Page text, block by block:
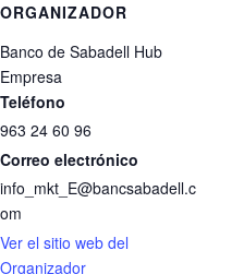
ORGANIZADOR
Banco de Sabadell Hub
Empresa
Teléfono
963 24 60 96
Correo electrónico
info_mkt_E@bancsabadell.c
om
Ver el sitio web del
Organizador